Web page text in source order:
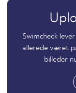
Swimcheck
allerede været
billeder